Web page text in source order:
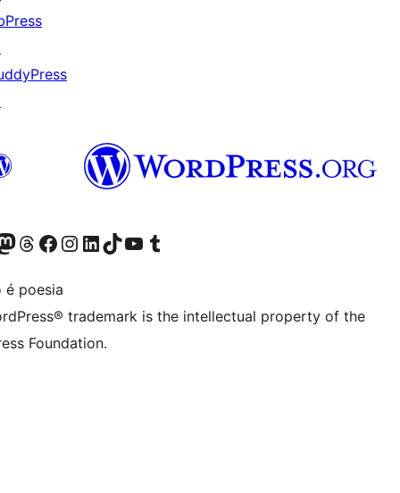
accountaccount
our Mastodon account
Visit our Threads account
Visit our Facebook page
Visit our Instagram account
Visit our LinkedIn account
Visit our TikTok account
Visit our YouTube channel
Visit our Tumblr account
é poesia
trademark is the intellectual property of the
Foundation.